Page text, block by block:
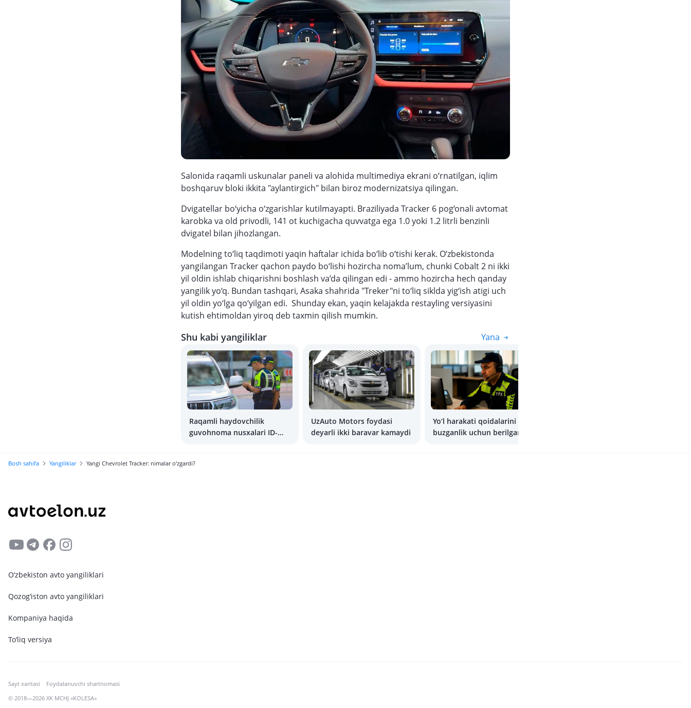
Salonida raqamli uskunalar paneli va alohida multimediya ekrani o‘rnatilgan, iqlim
boshqaruv bloki ikkita "aylantirgich" bilan biroz modernizatsiya qilingan.
Dvigatellar bo‘yicha o‘zgarishlar kutilmayapti. Braziliyada Tracker 6 pog‘onali avtomat
karobka va old privodli, 141 ot kuchigacha quvvatga ega 1.0 yoki 1.2 litrli benzinli
dvigatel bilan jihozlangan.
Modelning to‘liq taqdimoti yaqin haftalar ichida bo‘lib o‘tishi kerak. O‘zbekistonda
yangilangan Tracker qachon paydo bo‘lishi hozircha noma’lum, chunki Cobalt 2 ni ikki
yil oldin ishlab chiqarishni boshlash va’da qilingan edi - ammo hozircha hech qanday
yangilik yo‘q. Bundan tashqari, Asaka shahrida "Treker"ni to‘liq siklda yig‘ish atigi uch
yil oldin yo‘lga qo‘yilgan edi. Shunday ekan, yaqin kelajakda restayling versiyasini
kutish ehtimoldan yiroq deb taxmin qilish mumkin.
Shu kabi yangiliklar Yana
Raqamli haydovchilik
guvohnoma nusxalari ID-
UzAuto Motors foydasi
deyarli ikki baravar kamaydi
Yo‘l harakati qoidalarini
buzganlik uchun berilgan
Bosh sahifa Yangiliklar Yangi Chevrolet Tracker: nimalar o‘zgardi?
O‘zbekiston avto yangiliklari
Qozog‘iston avto yangiliklari
Kompaniya haqida
To‘liq versiya
Sayt xaritasi
Foydalanuvchi shartnomasi
© 2018—2026 XK MCHJ «KOLESA»